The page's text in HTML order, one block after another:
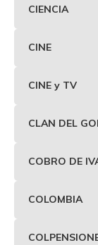
CIENCIA
CINE
CINE y TV
CLAN DEL
COBRO DE
COLOMBIA